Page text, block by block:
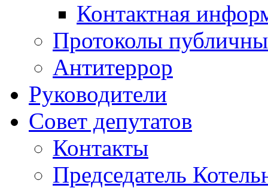
Контактная
Протоколы
Антитеррор
Руководители
Совет депутатов
Контакты
Председатель